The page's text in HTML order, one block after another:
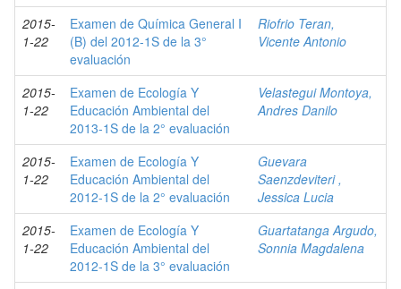
2015-
1-22
Examen de Química General I
(B) del 2012-1S de la 3°
evaluación
Riofrio Teran,
Vicente Antonio
2015-
1-22
Examen de Ecología Y
Educación Ambiental del
2013-1S de la 2° evaluación
Velastegui Montoya,
Andres Danilo
2015-
1-22
Examen de Ecología Y
Educación Ambiental del
2012-1S de la 2° evaluación
Guevara
Saenzdeviteri ,
Jessica Lucia
2015-
1-22
Examen de Ecología Y
Educación Ambiental del
2012-1S de la 3° evaluación
Guartatanga Argudo,
Sonnia Magdalena